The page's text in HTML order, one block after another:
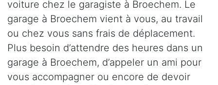
voiture chez le garagiste à Broechem. Le
garage à Broechem vient à vous, au travail
ou chez vous sans frais de déplacement.
Plus besoin d’attendre des heures dans un
garage à Broechem, d’appeler un ami pour
vous accompagner ou encore de devoir